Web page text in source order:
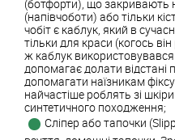
(ботфорти), що закривають
(напівчоботи) або тільки
чобіт є каблук, який в
тільки для краси (когось
ж каблук
допомагає долати відстані
допомагати наїзникам
найчастіше роблять зі
синтетичного походження;
Сліпер або тапочки